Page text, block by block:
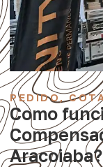
PEDIDO,
Como
Aracoiaba?